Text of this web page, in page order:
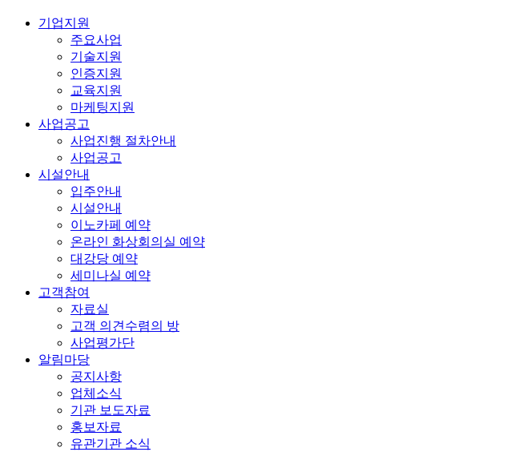
기업지원
주요사업
기술지원
인증지원
교육지원
마케팅지원
사업공고
사업진행 절차안내
사업공고
시설안내
입주안내
시설안내
이노카페 예약
온라인 화상회의실 예약
대강당 예약
세미나실 예약
고객참여
자료실
고객 의견수렴의 방
사업평가단
알림마당
공지사항
업체소식
기관 보도자료
홍보자료
유관기관 소식